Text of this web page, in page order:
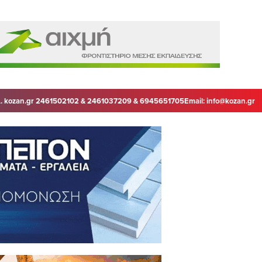
kozan.gr 2461502102 & 2461037209 & 6945651705Email:info@kozan.gr